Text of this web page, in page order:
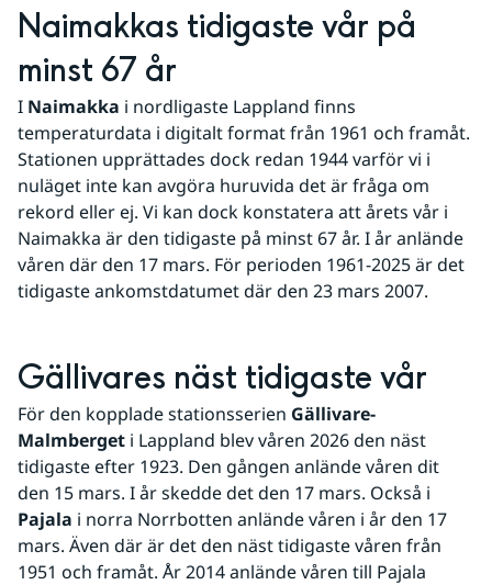
Naimakkas tidigaste vår på
minst 67 år
I Naimakka i nordligaste Lappland finns
temperaturdata i digitalt format från 1961 och framåt.
Stationen upprättades dock redan 1944 varför vi i
nuläget inte kan avgöra huruvida det är fråga om
rekord eller ej. Vi kan dock konstatera att årets vår i
Naimakka är den tidigaste på minst 67 år. I år anlände
våren där den 17 mars. För perioden 1961-2025 är det
tidigaste ankomstdatumet där den 23 mars 2007.
Gällivares näst tidigaste vår
För den kopplade stationsserien Gällivare-
Malmberget i Lappland blev våren 2026 den näst
tidigaste efter 1923. Den gången anlände våren dit
Pajala i norra Norrbotten anlände våren i år den 17
mars. Även där är det den näst tidigaste våren från
1951 och framåt. År 2014 anlände våren till Pajala